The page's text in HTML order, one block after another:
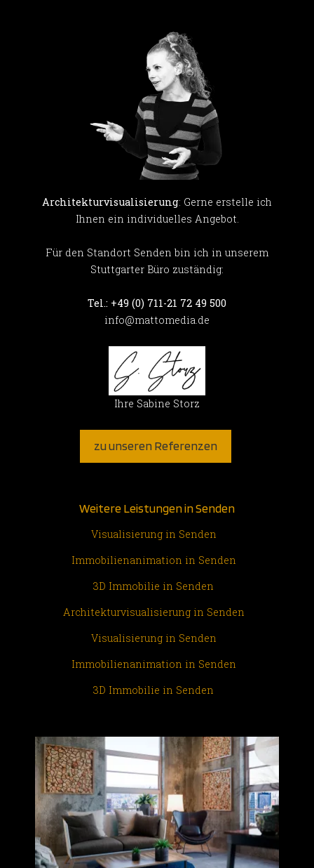
Architekturvisualisierung: Gerne erstelle ich
Ihnen ein individuelles Angebot.
Für den Standort Senden bin ich in unserem
Stuttgarter Büro zuständig:
Tel.: +49 (0) 711-21 72 49 500
info@mattomedia.de
Ihre Sabine Storz
zu unseren Referenzen
Weitere Leistungen in Senden
Visualisierung in Senden
Immobilienanimation in Senden
3D Immobilie in Senden
Architekturvisualisierung in Senden
Visualisierung in Senden
Immobilienanimation in Senden
3D Immobilie in Senden